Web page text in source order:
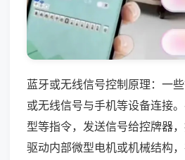
蓝牙或无线信号控制原理：一
或无线信号与手机等设备连接
型等指令，发送信号给控牌器
驱动内部微型电机或机械结构